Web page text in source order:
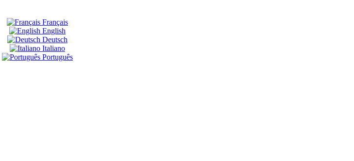
Français
English
Deutsch
Italiano
Português